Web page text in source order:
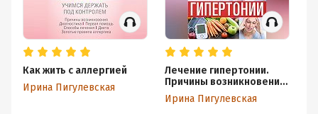
Как жить с аллергией
Ирина Пигулевская
Лечение гипертонии.
Причины возникновения
и методы профилактики.
Лишний вес. Питание.
Ирина Пигулевская